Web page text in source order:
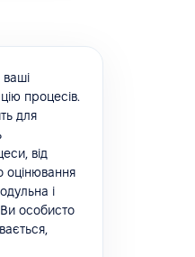
процесів.
для
від
оцінювання
і
особисто